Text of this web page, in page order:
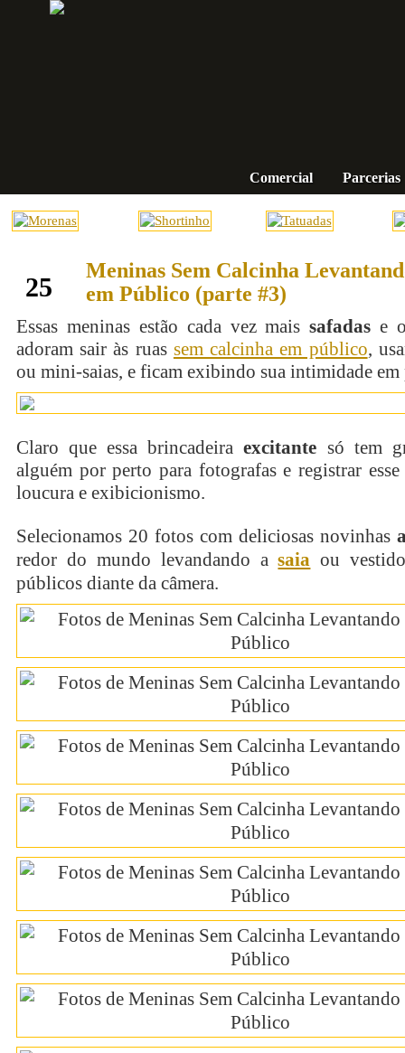
Parcerias
Comercial
25
Meninas Sem Calcinha
em Público (parte #3)
Essas meninas estão cada vez maissafadas e
adoram sair às ruas sem calcinha em público,
ou mini-saias, e ficam exibindo sua intimidade
Claro que essa brincadeiraexcitante só tem
alguém por perto para fotografas e registrar
loucura e exibicionismo.
Selecionamos 20 fotos com deliciosas novinhas
redor do mundo levandando asaia ou
públicos diante da câmera.